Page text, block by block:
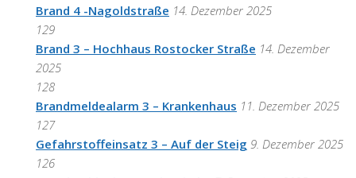
Brand 4 -Nagoldstraße 14. Dezember 2025
129
Brand 3 – Hochhaus Rostocker Straße 14. Dezember
2025
128
Brandmeldealarm 3 – Krankenhaus 11. Dezember 2025
127
Gefahrstoffeinsatz 3 – Auf der Steig 9. Dezember 2025
126